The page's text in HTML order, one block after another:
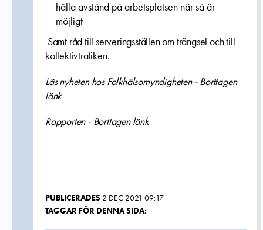
hålla avstånd på arbetsplatsen när så är
möjligt
Samt råd till serveringsställen om trängsel och till
kollektivtrafiken.
Läs nyheten hos Folkhälsomyndigheten - Borttagen
länk
Rapporten - Borttagen länk
PUBLICERADES 2 DEC 2021 09:17
TAGGAR FÖR DENNA SIDA: